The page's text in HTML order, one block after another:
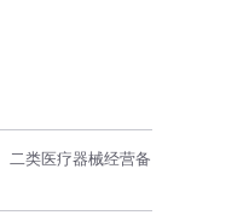
二类医疗器械经营备